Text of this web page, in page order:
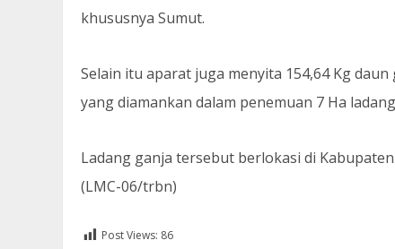
khususnya Sumut.
Selain itu aparat juga menyita 154,64 Kg
yang diamankan dalam penemuan 7 Ha
Ladang ganja tersebut berlokasi di
(LMC-06/trbn)
Post Views: 86